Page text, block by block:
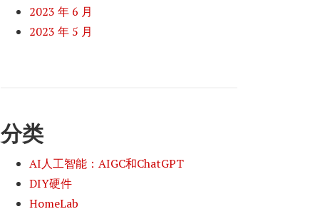
2023 年 6 月
2023 年 5 月
分类
AI人工智能：AIGC和ChatGPT
DIY硬件
HomeLab